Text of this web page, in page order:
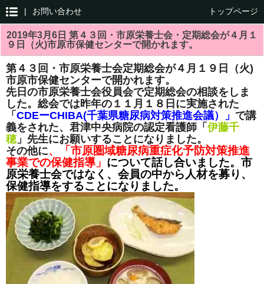
| お問い合わせ トップページ
2019年3月6日 第４３回・市原栄養士会・定期総会が４月１
９日（火)市原市保健センターで開かれます。
第４３回・市原栄養士会定期総会が４月１９日（火)
市原市保健センターで開かれます。
先日の市原栄養士会役員会で定期総会の相談をしま
した。総会では昨年の１１月１８日に実施された
「 CDEーCHIBA(千葉県糖尿病対策推進会議）」 で講
義をされた、君津中央病院の認定看護師「 伊藤千
穂」先生にお願いすることになりました。
その他に、
「市原圏域糖尿病重症化予防対策推進
事業での保健指導」 について話し合いました。市
原栄養士会ではなく、会員の中から人材を募り、
保健指導をすることになりました。